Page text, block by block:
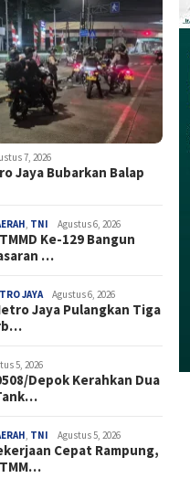
7, 2026
Jaya Bubarkan Balap
, TNI Agustus 6, 2026
Ke-129 Bangun
…
JAYA Agustus 6, 2026
Jaya Pulangkan Tiga
5, 2026
Depok Kerahkan Dua
, TNI Agustus 5, 2026
Cepat Rampung,